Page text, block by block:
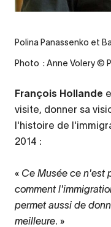
Polina Panassenko et
Photo : Anne Volery ©
François Hollande
visite, donner sa
l'histoire de
2014 :
« Ce Musée ce n'est
comment
permet aussi de
meilleure. »